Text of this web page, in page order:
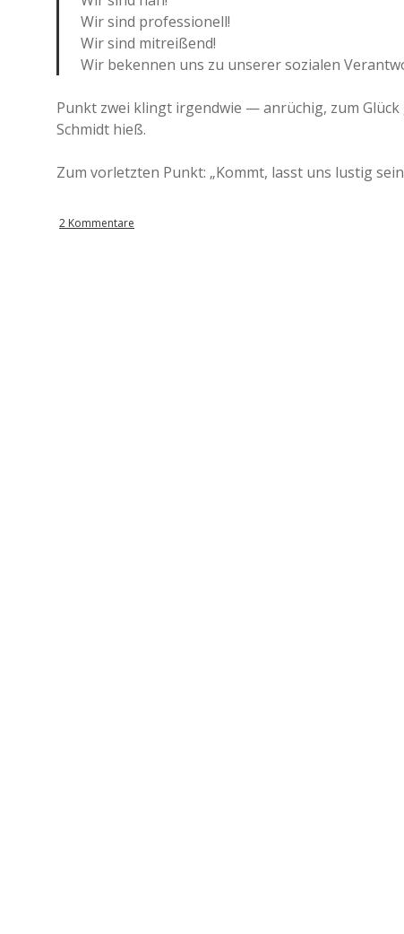
Wir sind professionell!
Wir sind mitreißend!
Wir bekennen uns zu unserer sozialen
Punkt zwei klingt irgendwie — anrüchig, zum
Schmidt hieß.
Zum vorletzten Punkt: „Kommt, lasst uns lustig
2 Kommentare